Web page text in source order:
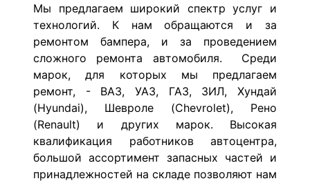
Мы предлагаем широкий спектр услуг и
технологий. К нам обращаются и за
ремонтом бампера, и за проведением
сложного ремонта автомобиля. Среди
марок, для которых мы предлагаем
ремонт, - ВАЗ, УАЗ, ГАЗ, ЗИЛ, Хундай
(Hyundai), Шевроле (Chevrolet), Рено
(Renault) и других марок. Высокая
квалификация работников автоцентра,
большой ассортимент запасных частей и
принадлежностей на складе позволяют нам